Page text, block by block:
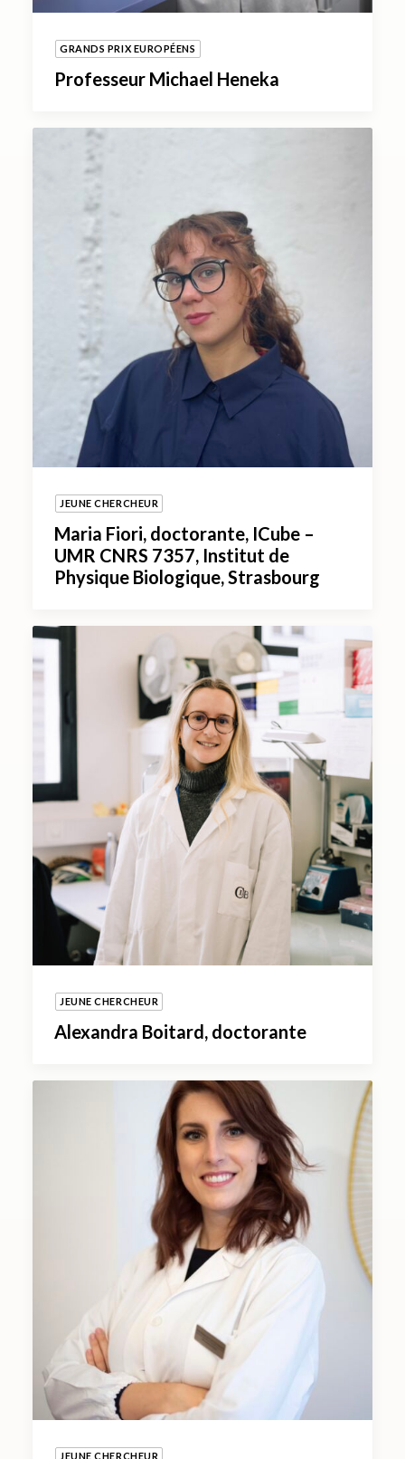
GRANDS PRIX EUROPÉENS
Professeur Michael Heneka
JEUNE CHERCHEUR
Maria Fiori, doctorante, ICube –
UMR CNRS 7357, Institut de
Physique Biologique, Strasbourg
JEUNE CHERCHEUR
Alexandra Boitard, doctorante
JEUNE CHERCHEUR